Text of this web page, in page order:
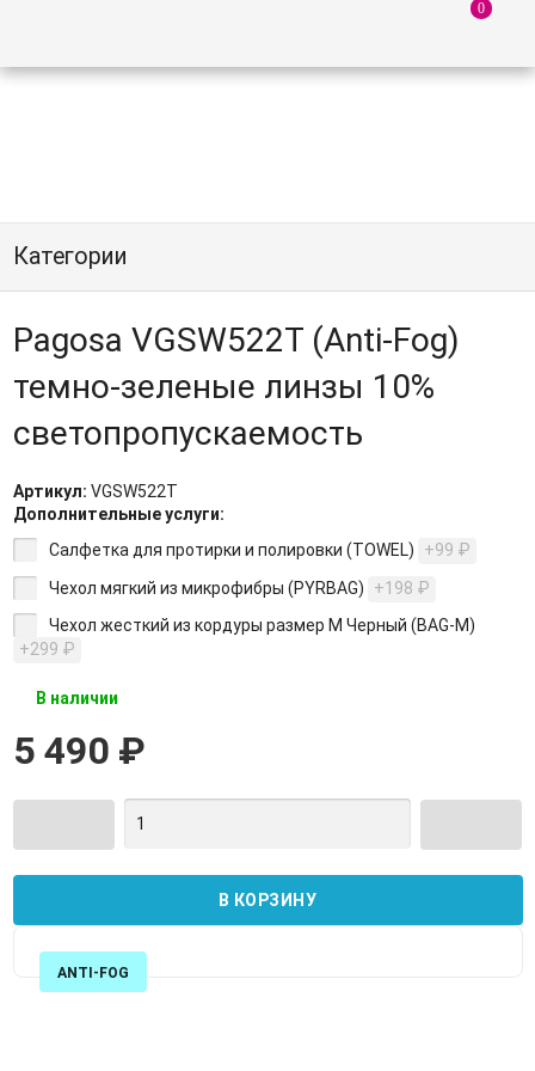
Категории
Pagosa VGSW522T (Anti-Fog)
темно-зеленые линзы 10%
светопропускаемость
Артикул: VGSW522T
Дополнительные услуги:
Салфетка для протирки и полировки (TOWEL)
+99 ₽
Чехол мягкий из микрофибры (PYRBAG)
+198 ₽
Чехол жесткий из кордуры размер M Черный (BAG-М)
+299 ₽
В наличии
5 490 ₽
ANTI-FOG